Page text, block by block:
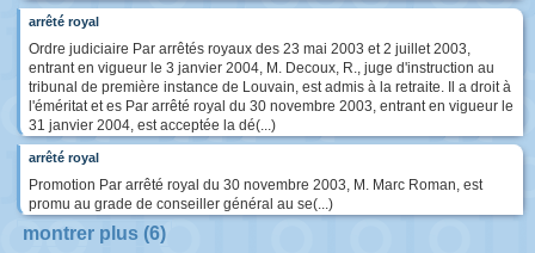
arrêté royal
Ordre judiciaire Par arrêtés royaux des 23 mai 2003 et 2 juillet 2003,
entrant en vigueur le 3 janvier 2004, M. Decoux, R., juge d'instruction au
tribunal de première instance de Louvain, est admis à la retraite. Il a droit à
l'éméritat et es Par arrêté royal du 30 novembre 2003, entrant en vigueur le
31 janvier 2004, est acceptée la dé(...)
arrêté royal
Promotion Par arrêté royal du 30 novembre 2003, M. Marc Roman, est
promu au grade de conseiller général au se(...)
montrer plus (6)